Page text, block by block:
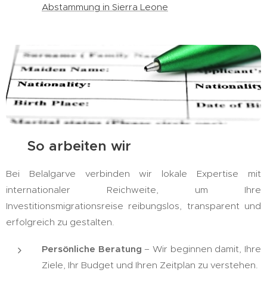
Abstammung in Sierra Leone
🤝 So arbeiten wir
Bei Belalgarve verbinden wir lokale Expertise mit
internationaler Reichweite, um Ihre
Investitionsmigrationsreise reibungslos, transparent und
erfolgreich zu gestalten.
Persönliche Beratung – Wir beginnen damit, Ihre
Ziele, Ihr Budget und Ihren Zeitplan zu verstehen.